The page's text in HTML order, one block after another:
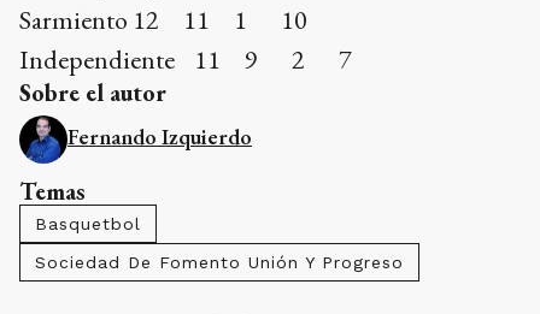
Sarmiento 12 11 1 10
Independiente 11 9 2 7
Sobre el autor
Fernando Izquierdo
Temas
Basquetbol
Sociedad De Fomento Unión Y Progreso